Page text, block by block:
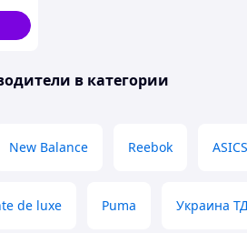
в категории
New Balance Reebok ASICS
de luxe Puma Украина